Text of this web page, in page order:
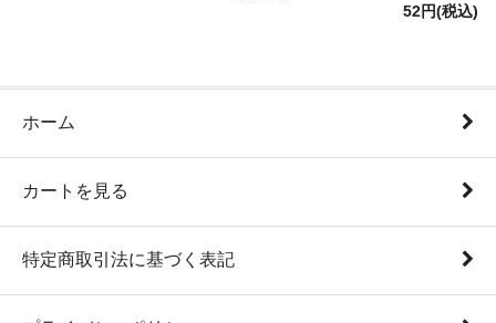
52円(税込)
ホーム
カートを見る
特定商取引法に基づく表記